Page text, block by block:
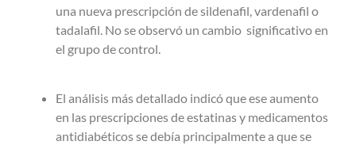
una nueva prescripción de sildenafil, vardenafil o
tadalafil. No se observó un cambio significativo en
el grupo de control.
El análisis más detallado indicó que ese aumento
en las prescripciones de estatinas y medicamentos
antidiabéticos se debía principalmente a que se